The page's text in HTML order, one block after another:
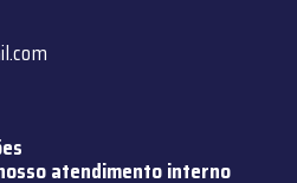
atendimento interno